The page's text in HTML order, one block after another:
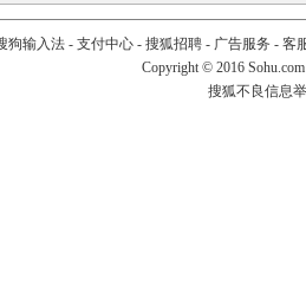
狗输入法- 支付中心- 搜狐招聘- 广告服务 - 客
Copyright © 2016
搜狐不良信息